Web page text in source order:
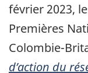
février 2023,
Premières
Colombie-
d’action du